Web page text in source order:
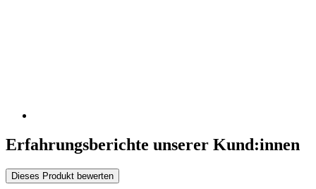
Erfahrungsberichte unserer Kund:innen
Dieses Produkt bewerten